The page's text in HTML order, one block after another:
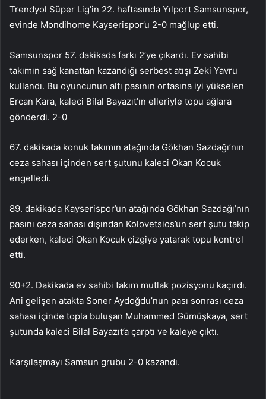
Trendyol Süper Lig’in 22. haftasında Yılport Samsunspor,
evinde Mondihome Kayserispor’u 2-0 mağlup etti.
Samsunspor 57. dakikada farkı 2’ye çıkardı. Ev sahibi
takımın sağ kanattan kazandığı serbest atışı Zeki Yavru
kullandı. Bu oyuncunun altı pasının ortasına iyi yükselen
Ercan Kara, kaleci Bilal Bayazıt’ın elleriyle topu ağlara
gönderdi. 2-0
67. dakikada konuk takımın atağında Gökhan Sazdağı’nın
ceza sahası içinden sert şutunu kaleci Okan Kocuk
engelledi.
89. dakikada Kayserispor’un atağında Gökhan Sazdağı’nın
pasını ceza sahası dışından Kolovetsios’un sert şutu takip
ederken, kaleci Okan Kocuk çizgiye yatarak topu kontrol
etti.
90+2. Dakikada ev sahibi takım mutlak pozisyonu kaçırdı.
Ani gelişen atakta Soner Aydoğdu’nun pası sonrası ceza
sahası içinde topla buluşan Muhammed Gümüşkaya, sert
şutunda kaleci Bilal Bayazıt’a çarptı ve kaleye çıktı.
Karşılaşmayı Samsun grubu 2-0 kazandı.